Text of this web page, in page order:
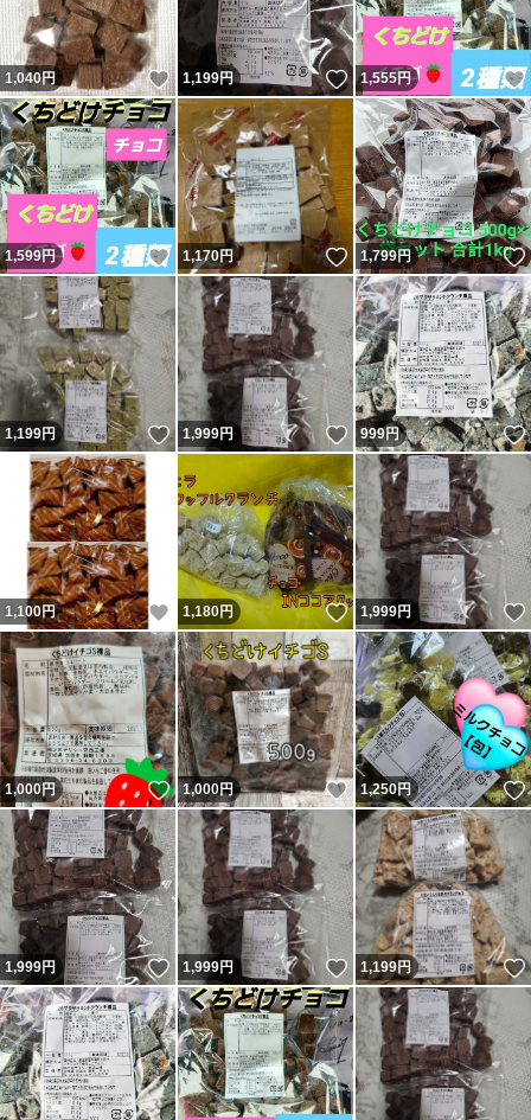
1,040円 いいね！
1,199円 いいね！
1,555円
1,599円 いいね！
1,170円 いいね！
1,799円
1,199円 いいね！
1,999円 いいね！
999円
1,100円 いいね！
1,180円 いいね！
1,999円
1,000円 いいね！
1,000円 いいね！
1,250円
1,999円 いいね！
1,999円 いいね！
1,199円